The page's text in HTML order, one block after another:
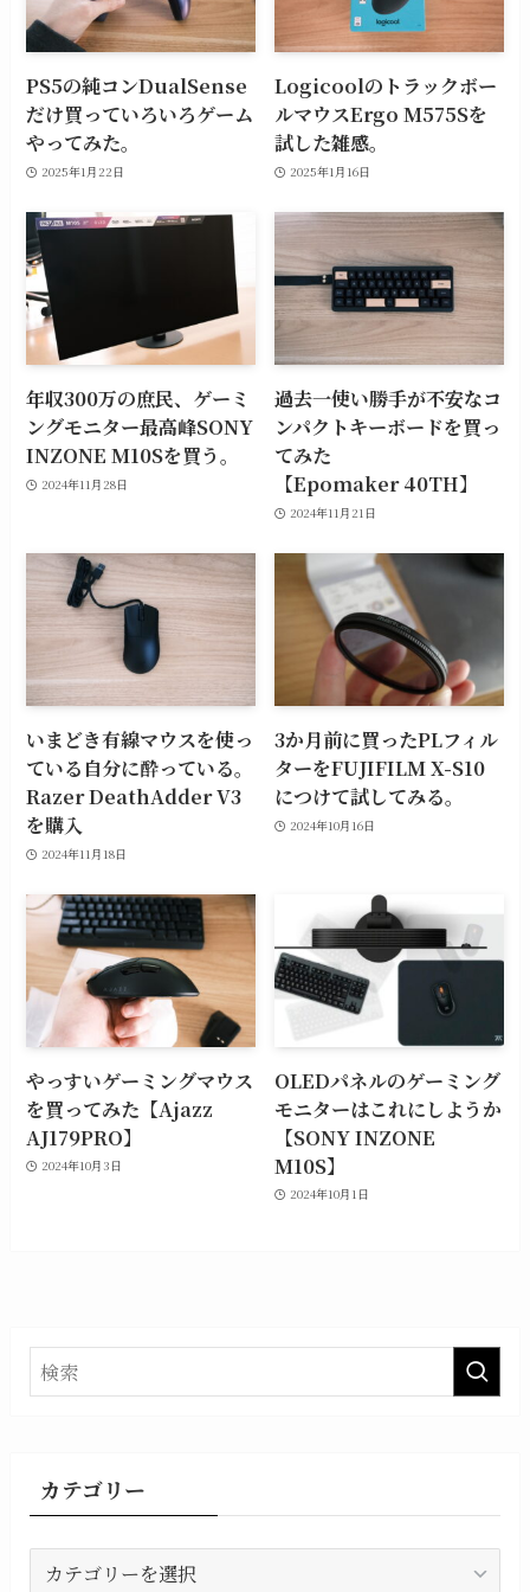
PS5の純コンDualSense
だけ買っていろいろゲーム
やってみた。
2025年1月22日
Logicoolのトラックボー
ルマウスErgo M575Sを
試した雑感。
2025年1月16日
年収300万の庶民、ゲーミ
ングモニター最高峰SONY
INZONE M10Sを買う。
2024年11月28日
過去一使い勝手が不安なコ
ンパクトキーボードを買っ
てみた
【Epomaker 40TH】
2024年11月21日
いまどき有線マウスを使っ
ている自分に酔っている。
Razer DeathAdder V3
を購入
2024年11月18日
3か月前に買ったPLフィル
ターをFUJIFILM X-S10
につけて試してみる。
2024年10月16日
やっすいゲーミングマウス
を買ってみた【Ajazz
AJ179PRO】
2024年10月3日
OLEDパネルのゲーミング
モニターはこれにしようか
【SONY INZONE
M10S】
2024年10月1日
カテゴリー